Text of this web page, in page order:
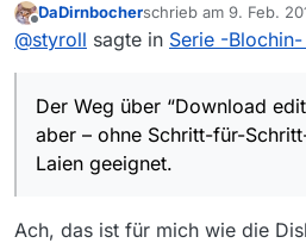
lösen: Ein Klick auf das
Symbol entfernt nämlich
sondern nur die
Eben, es braucht unbedingt
noch ein weiteres “Bild”, da
immer wieder User (wie hier
editieren können.
@herbivore
sagte: du
“Download editieren”
Dazu musst du nur die
Schrägstrich von 3 auf 5
Das mit dem “nur” stimmt
nicht wirklich. Der Weg über
Offline
DaDirnbocherschrieb am 9. Feb.
zuletzt editiert von
@styroll sagte in Serie -
Der Weg über “Download
aber – ohne Schritt-für-
Laien geeignet.
Ach, das ist für mich wie die